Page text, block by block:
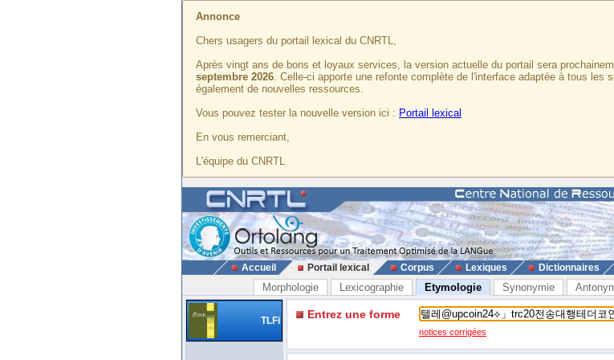
Annonce
Chers usagers du portail lexical du CNRTL,
Après vingt ans de bons et loyaux services, la version actuelle du portail sera
septembre 2026. Celle-ci apporte une refonte complète de l'interface adaptée à tous les
également de nouvelles ressources.
Vous pouvez tester la nouvelle version ici : Portail lexical
En vous remerciant,
L'équipe du CNRTL
Accueil Portail lexical Corpus Lexiques Dictionnaires
Morphologie Lexicographie Etymologie Synonymie
TLFi Entrez une forme
notices corrigées